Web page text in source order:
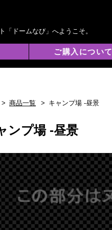
「ドームなび」へようこそ。
ご購入について
商品一覧 キャンプ場 -昼景
ンプ場 -昼景